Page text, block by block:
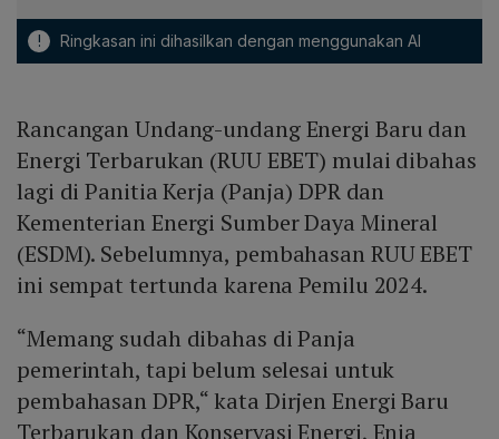
! Ringkasan ini dihasilkan dengan menggunakan AI
Rancangan Undang-undang Energi Baru dan
Energi Terbarukan (RUU EBET) mulai dibahas
lagi di Panitia Kerja (Panja) DPR dan
Kementerian Energi Sumber Daya Mineral
(ESDM). Sebelumnya, pembahasan RUU EBET
ini sempat tertunda karena Pemilu 2024.
“Memang sudah dibahas di Panja
pemerintah, tapi belum selesai untuk
pembahasan DPR,“ kata Dirjen Energi Baru
Terbarukan dan Konservasi Energi, Enia